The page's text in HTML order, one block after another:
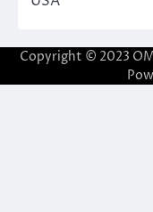
Copyright © 2023